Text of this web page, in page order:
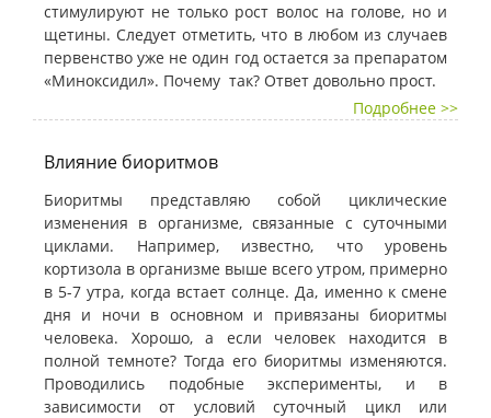
стимулируют не только рост волос на голове, но и
щетины. Следует отметить, что в любом из случаев
первенство уже не один год остается за препаратом
«Миноксидил». Почему так? Ответ довольно прост.
Подробнее >>
Влияние биоритмов
Биоритмы представляю собой циклические
изменения в организме, связанные с суточными
циклами. Например, известно, что уровень
кортизола в организме выше всего утром, примерно
в 5-7 утра, когда встает солнце. Да, именно к смене
дня и ночи в основном и привязаны биоритмы
человека. Хорошо, а если человек находится в
полной темноте? Тогда его биоритмы изменяются.
Проводились подобные эксперименты, и в
зависимости от условий суточный цикл или